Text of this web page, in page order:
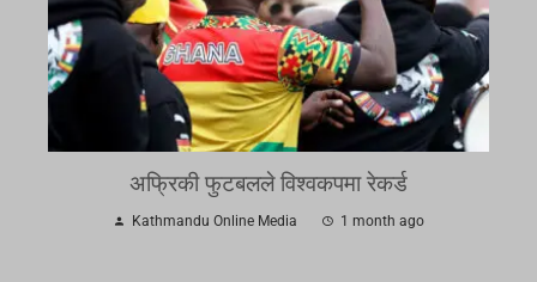
अफ्रिकी फुटबलले विश्वकपमा रेकर्ड
Kathmandu Online Media 1 month ago